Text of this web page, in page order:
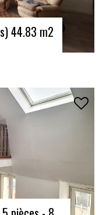
44.83 m2